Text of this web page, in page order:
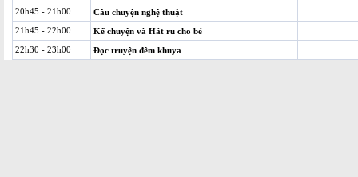
20h45 - 21h00
Câu chuyện nghệ thuật
21h45 - 22h00
Kể chuyện và Hát ru cho bé
22h30 - 23h00
Đọc truyện đêm khuya